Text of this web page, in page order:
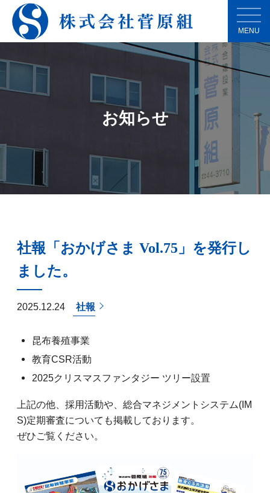
MENU
お知らせ
社報「おかげさま Vol.75」を発行し
ました。
2025.12.24 社報
昆布養殖事業
教育CSR活動
2025クリスマスファンタジー ツリー設置
上記の他、採用活動や、総合マネジメントシステム(IM
S)定期審査についても掲載しております。
ぜひご覧ください。